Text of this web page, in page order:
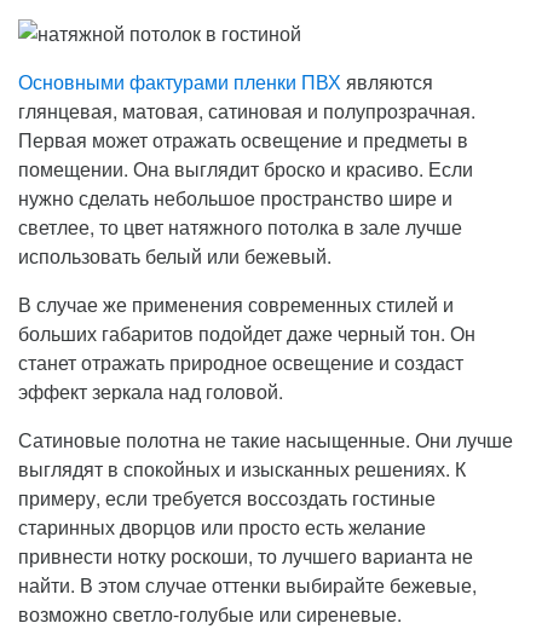
Основными фактурами пленки ПВХ являются
глянцевая, матовая, сатиновая и полупрозрачная.
Первая может отражать освещение и предметы в
помещении. Она выглядит броско и красиво. Если
нужно сделать небольшое пространство шире и
светлее, то цвет натяжного потолка в зале лучше
использовать белый или бежевый.
В случае же применения современных стилей и
больших габаритов подойдет даже черный тон. Он
станет отражать природное освещение и создаст
эффект зеркала над головой.
Сатиновые полотна не такие насыщенные. Они лучше
выглядят в спокойных и изысканных решениях. К
примеру, если требуется воссоздать гостиные
старинных дворцов или просто есть желание
привнести нотку роскоши, то лучшего варианта не
найти. В этом случае оттенки выбирайте бежевые,
возможно светло-голубые или сиреневые.